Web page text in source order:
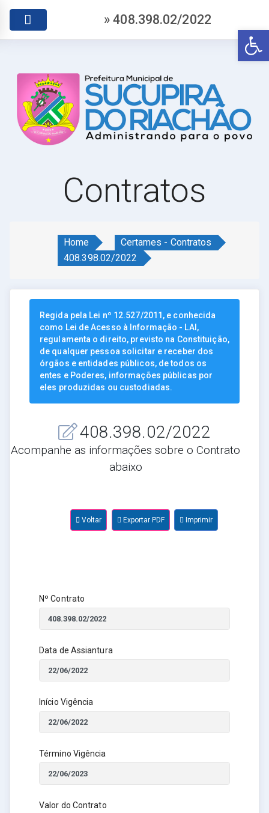
» 408.398.02/2022
Contratos
Home
Certames - Contratos
408.398.02/2022
Regida pela Lei nº 12.527/2011, e conhecida
como Lei de Acesso à Informação - LAI,
regulamenta o direito, previsto na Constituição,
de qualquer pessoa solicitar e receber dos
órgãos e entidades públicos, de todos os
entes e Poderes, informações públicas por
eles produzidas ou custodiadas.
408.398.02/2022
Acompanhe as informações sobre o Contrato
abaixo
Voltar Exportar PDF Imprimir
Nº Contrato
Data de Assiantura
Início Vigência
Término Vigência
Valor do Contrato